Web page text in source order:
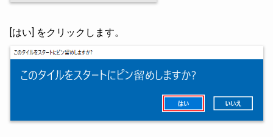
[はい] をクリックします。